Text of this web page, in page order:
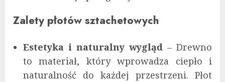
Zalety płotów sztachetowych
Estetyka i naturalny wygląd – Drewno
to materiał, który wprowadza ciepło i
naturalność do każdej przestrzeni. Płot